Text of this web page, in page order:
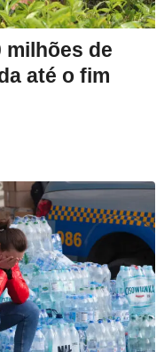
milhões de
até o fim